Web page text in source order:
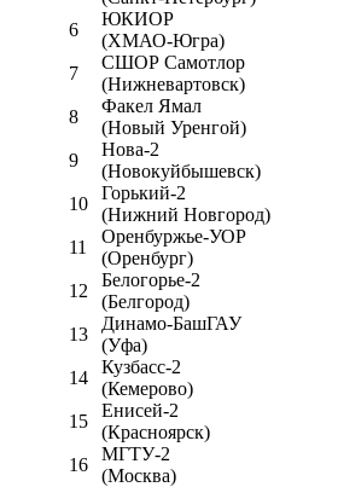
6
ЮКИОР
(ХМАО-Югра)
7
СШОР Самотлор
(Нижневартовск)
8
Факел Ямал
(Новый Уренгой)
9
Нова-2
(Новокуйбышевск)
10
Горький-2
(Нижний Новгород)
11
Оренбуржье-УОР
(Оренбург)
12
Белогорье-2
(Белгород)
13
Динамо-БашГАУ
(Уфа)
14
Кузбасс-2
(Кемерово)
15
Енисей-2
(Красноярск)
16
МГТУ-2
(Москва)